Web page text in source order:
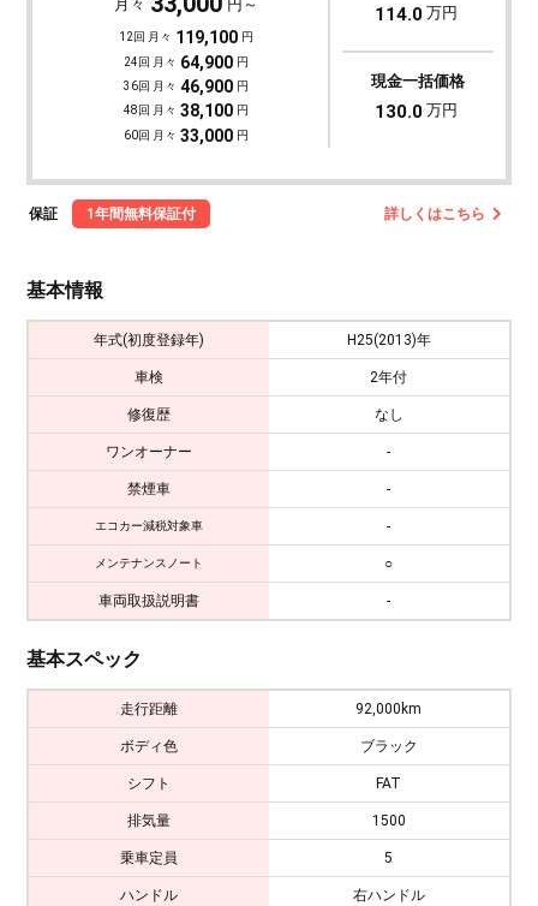
月々
円～
12回 月々 119,100 円
24回 月々 64,900 円
36回 月々 46,900 円
48回 月々 38,100 円
60回 月々 33,000 円
114.0 万円
現金一括価格
130.0 万円
保証 1年間無料保証付 詳しくはこちら
基本情報
年式(初度登録年) H25(2013)年
車検 2年付
修復歴 なし
ワンオーナー -
禁煙車 -
エコカー減税対象車 -
メンテナンスノート ○
車両取扱説明書 -
基本スペック
走行距離 92,000km
ボディ色 ブラック
シフト FAT
排気量 1500
乗車定員 5
ハンドル 右ハンドル